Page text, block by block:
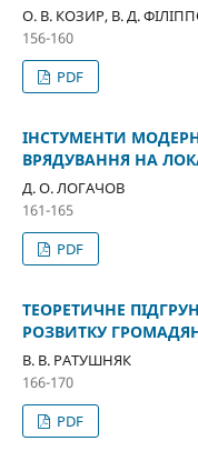
О. В. КОЗИР, В. Д.
156-160
PDF
ІНСТУМЕНТИ
ВРЯДУВАННЯ НА
Д. О. ЛОГАЧОВ
161-165
PDF
ТЕОРЕТИЧНЕ
РОЗВИТКУ
В. В. РАТУШНЯК
166-170
PDF